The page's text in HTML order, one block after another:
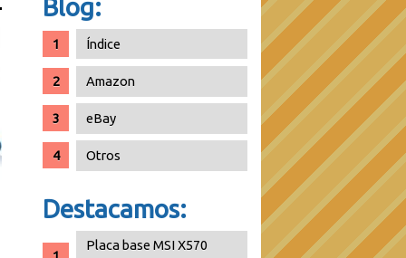
Blog:
Índice
Amazon
eBay
Otros
Destacamos:
Placa base MSI X570